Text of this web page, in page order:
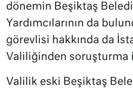
dönemin Beşiktaş
Yardımcılarının da
görevlisi hakkında da
Valiliğinden soruşturma
Valilik eski Beşiktaş